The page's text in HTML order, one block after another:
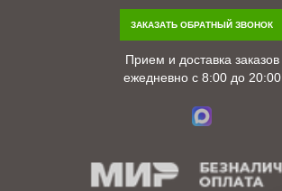
ЗАКАЗАТЬ ОБРАТНЫЙ ЗВОНОК
Прием и доставка заказов
ежедневно с 8:00 до 20:00